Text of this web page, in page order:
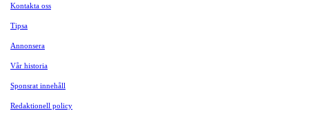
Kontakta oss
Tipsa
Annonsera
Vår historia
Sponsrat innehåll
Redaktionell policy